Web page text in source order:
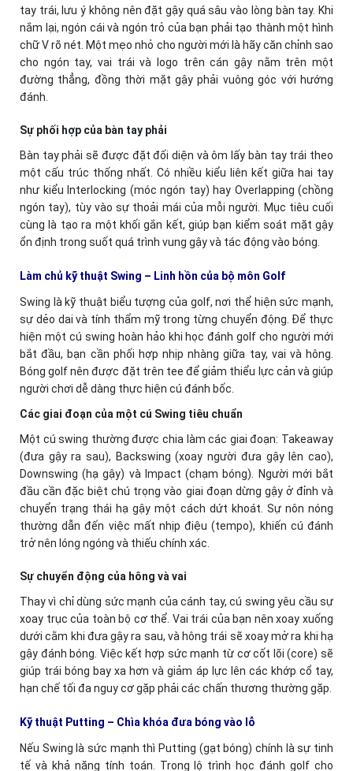
tay trái, lưu ý không nên đặt gậy quá sâu vào lòng bàn tay. Khi
nắm lại, ngón cái và ngón trỏ của bạn phải tạo thành một hình
chữ V rõ nét. Một mẹo nhỏ cho người mới là hãy căn chỉnh sao
cho ngón tay, vai trái và logo trên cán gậy nằm trên một
đường thẳng, đồng thời mặt gậy phải vuông góc với hướng
đánh.
Sự phối hợp của bàn tay phải
Bàn tay phải sẽ được đặt đối diện và ôm lấy bàn tay trái theo
một cấu trúc thống nhất. Có nhiều kiểu liên kết giữa hai tay
như kiểu Interlocking (móc ngón tay) hay Overlapping (chồng
ngón tay), tùy vào sự thoải mái của mỗi người. Mục tiêu cuối
cùng là tạo ra một khối gắn kết, giúp bạn kiểm soát mặt gậy
ổn định trong suốt quá trình vung gậy và tác động vào bóng.
Làm chủ kỹ thuật Swing – Linh hồn của bộ môn Golf
Swing là kỹ thuật biểu tượng của golf, nơi thể hiện sức mạnh,
sự dẻo dai và tính thẩm mỹ trong từng chuyển động. Để thực
hiện một cú swing hoàn hảo khi học đánh golf cho người mới
bắt đầu, bạn cần phối hợp nhịp nhàng giữa tay, vai và hông.
Bóng golf nên được đặt trên tee để giảm thiểu lực cản và giúp
người chơi dễ dàng thực hiện cú đánh bốc.
Các giai đoạn của một cú Swing tiêu chuẩn
Một cú swing thường được chia làm các giai đoạn: Takeaway
(đưa gậy ra sau), Backswing (xoay người đưa gậy lên cao),
Downswing (hạ gậy) và Impact (chạm bóng). Người mới bắt
đầu cần đặc biệt chú trọng vào giai đoạn dừng gậy ở đỉnh và
chuyển trạng thái hạ gậy một cách dứt khoát. Sự nôn nóng
thường dẫn đến việc mất nhịp điệu (tempo), khiến cú đánh
trở nên lóng ngóng và thiếu chính xác.
Sự chuyển động của hông và vai
Thay vì chỉ dùng sức mạnh của cánh tay, cú swing yêu cầu sự
xoay trục của toàn bộ cơ thể. Vai trái của bạn nên xoay xuống
dưới cằm khi đưa gậy ra sau, và hông trái sẽ xoay mở ra khi hạ
gậy đánh bóng. Việc kết hợp sức mạnh từ cơ cốt lõi (core) sẽ
giúp trái bóng bay xa hơn và giảm áp lực lên các khớp cổ tay,
hạn chế tối đa nguy cơ gặp phải các chấn thương thường gặp.
Kỹ thuật Putting – Chìa khóa đưa bóng vào lỗ
Nếu Swing là sức mạnh thì Putting (gạt bóng) chính là sự tinh
tế và khả năng tính toán. Trong lộ trình học đánh golf cho